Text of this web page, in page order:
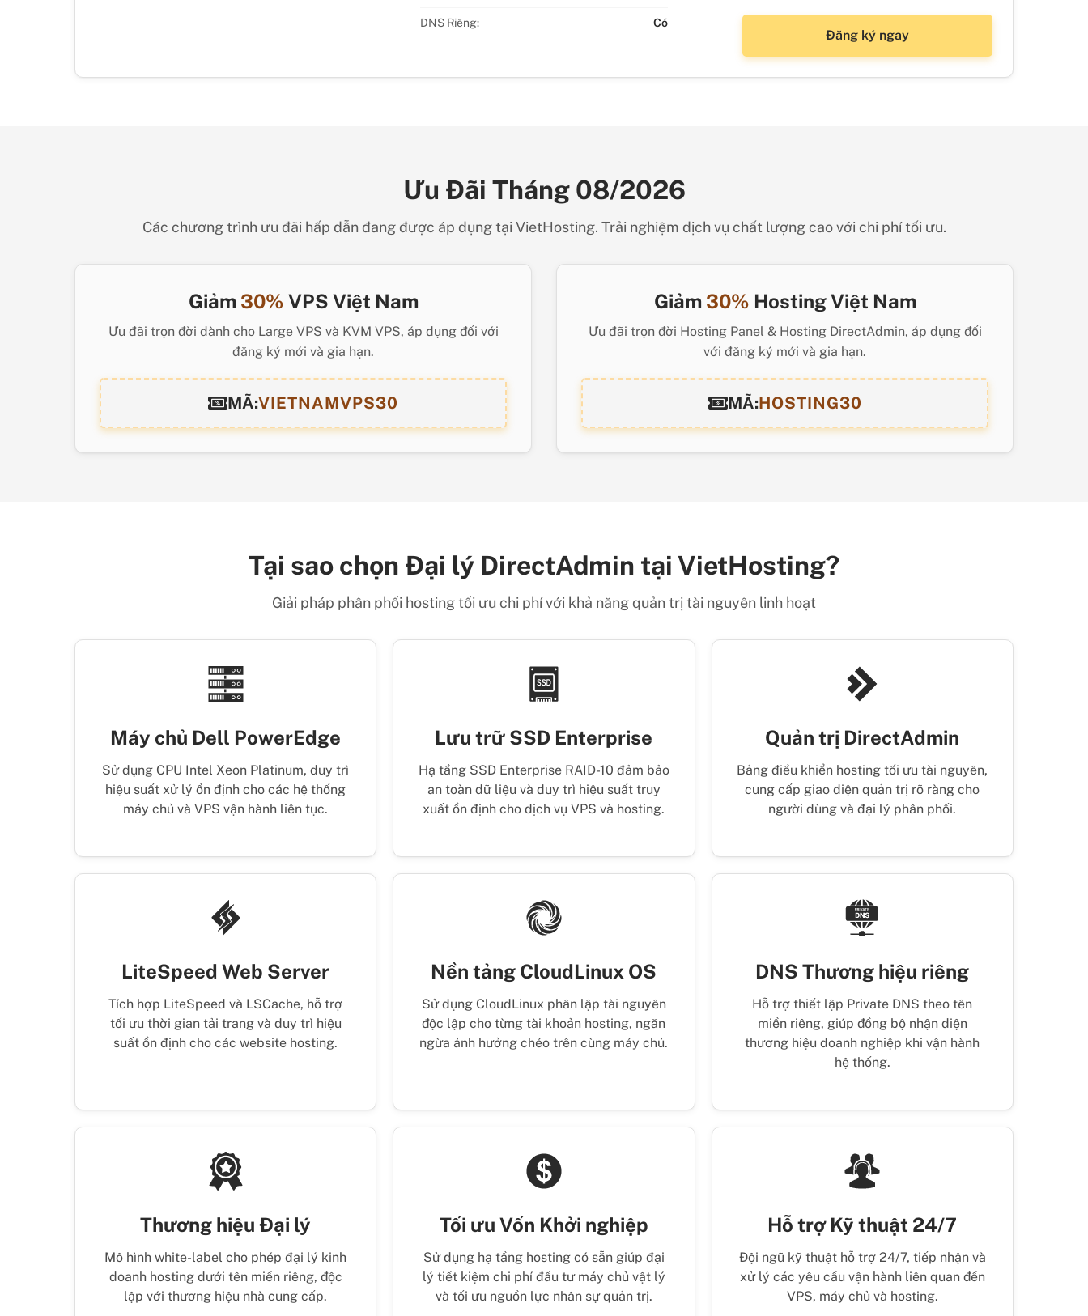
DNS Riêng: Có
Đăng ký ngay
Ưu Đãi Tháng 08/2026
Các chương trình ưu đãi hấp dẫn đang được áp dụng tại VietHosting. Trải nghiệm dịch vụ chất lượng cao với chi phí tối ưu.
Giảm 30% VPS Việt Nam
Ưu đãi trọn đời dành cho Large VPS và KVM VPS, áp dụng đối với
đăng ký mới và gia hạn.
MÃ:VIETNAMVPS30
Giảm 30% Hosting Việt Nam
Ưu đãi trọn đời Hosting Panel & Hosting DirectAdmin, áp dụng đối
với đăng ký mới và gia hạn.
MÃ:HOSTING30
Tại sao chọn Đại lý DirectAdmin tại VietHosting?
Giải pháp phân phối hosting tối ưu chi phí với khả năng quản trị tài nguyên linh hoạt
Máy chủ Dell PowerEdge
Sử dụng CPU Intel Xeon Platinum, duy trì
hiệu suất xử lý ổn định cho các hệ thống
máy chủ và VPS vận hành liên tục.
Lưu trữ SSD Enterprise
Hạ tầng SSD Enterprise RAID-10 đảm bảo
an toàn dữ liệu và duy trì hiệu suất truy
xuất ổn định cho dịch vụ VPS và hosting.
Quản trị DirectAdmin
Bảng điều khiển hosting tối ưu tài nguyên,
cung cấp giao diện quản trị rõ ràng cho
người dùng và đại lý phân phối.
LiteSpeed Web Server
Tích hợp LiteSpeed và LSCache, hỗ trợ
tối ưu thời gian tải trang và duy trì hiệu
suất ổn định cho các website hosting.
Nền tảng CloudLinux OS
Sử dụng CloudLinux phân lập tài nguyên
độc lập cho từng tài khoản hosting, ngăn
ngừa ảnh hưởng chéo trên cùng máy chủ.
DNS Thương hiệu riêng
Hỗ trợ thiết lập Private DNS theo tên
miền riêng, giúp đồng bộ nhận diện
thương hiệu doanh nghiệp khi vận hành
hệ thống.
Thương hiệu Đại lý
Mô hình white-label cho phép đại lý kinh
doanh hosting dưới tên miền riêng, độc
lập với thương hiệu nhà cung cấp.
Tối ưu Vốn Khởi nghiệp
Sử dụng hạ tầng hosting có sẵn giúp đại
lý tiết kiệm chi phí đầu tư máy chủ vật lý
và tối ưu nguồn lực nhân sự quản trị.
Hỗ trợ Kỹ thuật 24/7
Đội ngũ kỹ thuật hỗ trợ 24/7, tiếp nhận và
xử lý các yêu cầu vận hành liên quan đến
VPS, máy chủ và hosting.